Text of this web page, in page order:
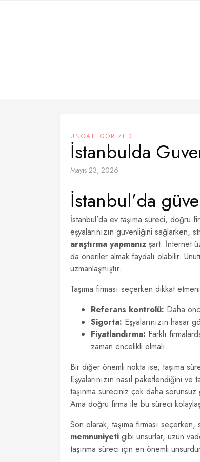
UNCATEGORIZED
İstanbulda
Mayıs 23, 2026
İstanbul’da
İstanbul’da ev taşıma süreci, doğru
eşyalarınızın güvenliğini sağlarken,
araştırma yapmanız şart. İnternet
da öneriler almak faydalı olabilir.
uzmanlaşmıştır.
Taşıma firması seçerken dikkat
Referans kontrolü: Daha
Sigorta: Eşyalarınızın hasar
Fiyatlandırma: Farklı
zaman öncelikli olmalı.
Bir diğer önemli nokta ise, taşıma
Eşyalarınızın nasıl paketlendiğini
taşınma süreciniz çok daha
Ama doğru firma ile bu süreci
Son olarak, taşıma firması
memnuniyeti gibi unsurlar, uzun
taşınma süreci için en önemli